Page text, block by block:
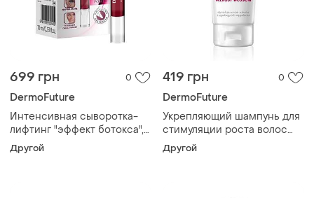
699 грн 0
DermoFuture
Интенсивная сыворотка-
лифтинг "эффект ботокса",
dermofuture, 10 мл
Другой
419 грн 0
DermoFuture
Укрепляющий шампунь для
стимуляции роста волос
для женщин dermofuture,
200 мл
Другой